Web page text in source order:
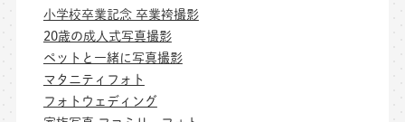
小学校卒業記念 卒業袴撮影
20歳の成人式写真撮影
ペットと一緒に写真撮影
マタニティフォト
フォトウェディング